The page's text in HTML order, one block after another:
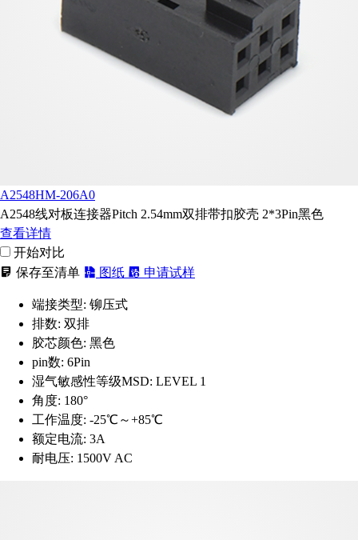
A2548HM-206A0
A2548线对板连接器Pitch 2.54mm双排带扣胶壳 2*3Pin黑色
查看详情
开始对比
保存至清单
图纸 申请试样
端接类型: 铆压式
排数: 双排
胶芯颜色: 黑色
pin数: 6Pin
湿气敏感性等级MSD: LEVEL 1
角度: 180°
工作温度: -25℃～+85℃
额定电流: 3A
耐电压: 1500V AC